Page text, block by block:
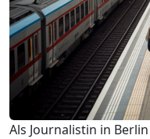
Als Journalistin in